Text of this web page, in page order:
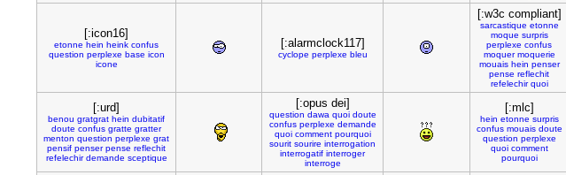
[:icon16]
etonne hein heink confus
question perplexe base icon
icone
[:alarmclock117]
cyclope perplexe bleu
[:w3c compliant]
sarcastique etonne
moque surpris
perplexe confus
moquer moquerie
mouais hein penser
pense reflechit
refelechir quoi
[:urd]
benou gratgrat hein dubitatif
doute confus gratte gratter
menton question perplexe grat
pensif penser pense reflechit
refelechir demande sceptique
[:opus dei]
question dawa quoi doute
confus perplexe demande
quoi comment pourquoi
sourit sourire interrogation
interrogatif interroger
interroge
[:mlc]
hein etonne surpris
confus mouais doute
question perplexe
quoi comment
pourquoi